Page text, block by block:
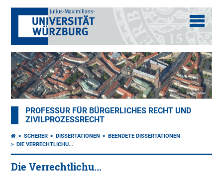
PROFESSUR FÜR BÜRGERLICHES RECHT UND
ZIVILPROZESSRECHT
SCHERER DISSERTATIONEN
BEENDETE DISSERTATIONEN
DIE VERRECHTLICHU...
Die Verrechtlichu...